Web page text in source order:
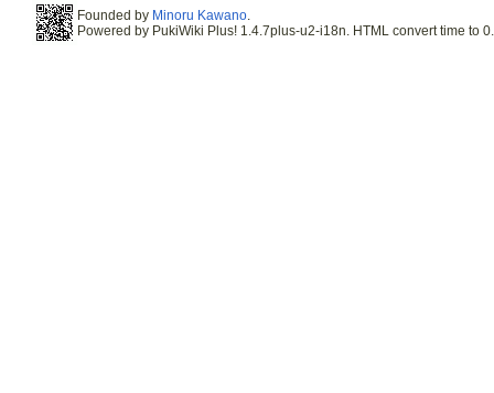
Founded by Minoru Kawano.
Powered by PukiWiki Plus! 1.4.7plus-u2-i18n. HTML convert time to